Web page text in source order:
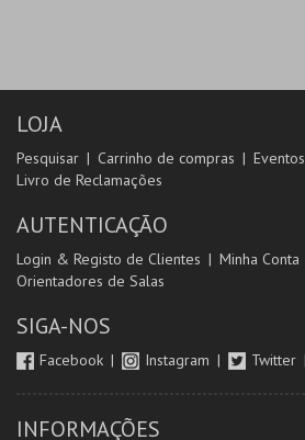
LOJA
Pesquisar Carrinho de compras Eventos
Livro de Reclamações
AUTENTICAÇÃO
Login & Registo de Clientes Minha Conta
Orientadores de Salas
SIGA-NOS
Facebook Instagram Twitter
INFORMAÇÕES